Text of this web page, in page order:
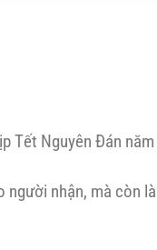
Tết Nguyên Đán năm
nhận, mà còn